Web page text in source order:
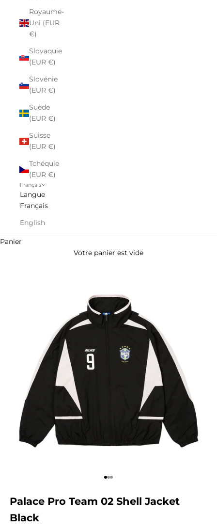
Royaume-
Uni (EUR
€)
Slovaquie
(EUR €)
Slovénie
(EUR €)
Suède
(EUR €)
Suisse
(EUR €)
Tchéquie
(EUR €)
Français
Langue
Français
English
Panier
Votre panier est vide
Aller à l'élément 1
Aller à l'élément 2
Aller à l'élément 3
Palace Pro Team 02 Shell Jacket
Black